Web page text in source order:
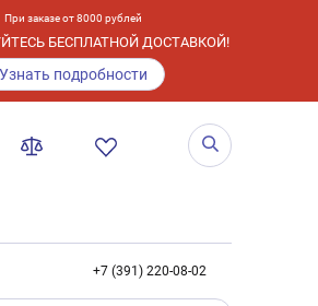
При заказе от 8000 рублей
БЕСПЛАТНОЙ ДОСТАВКОЙ!
Узнать подробности
+7 (391) 220-08-02